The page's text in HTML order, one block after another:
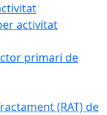
activitat
primari de
(RAT) de